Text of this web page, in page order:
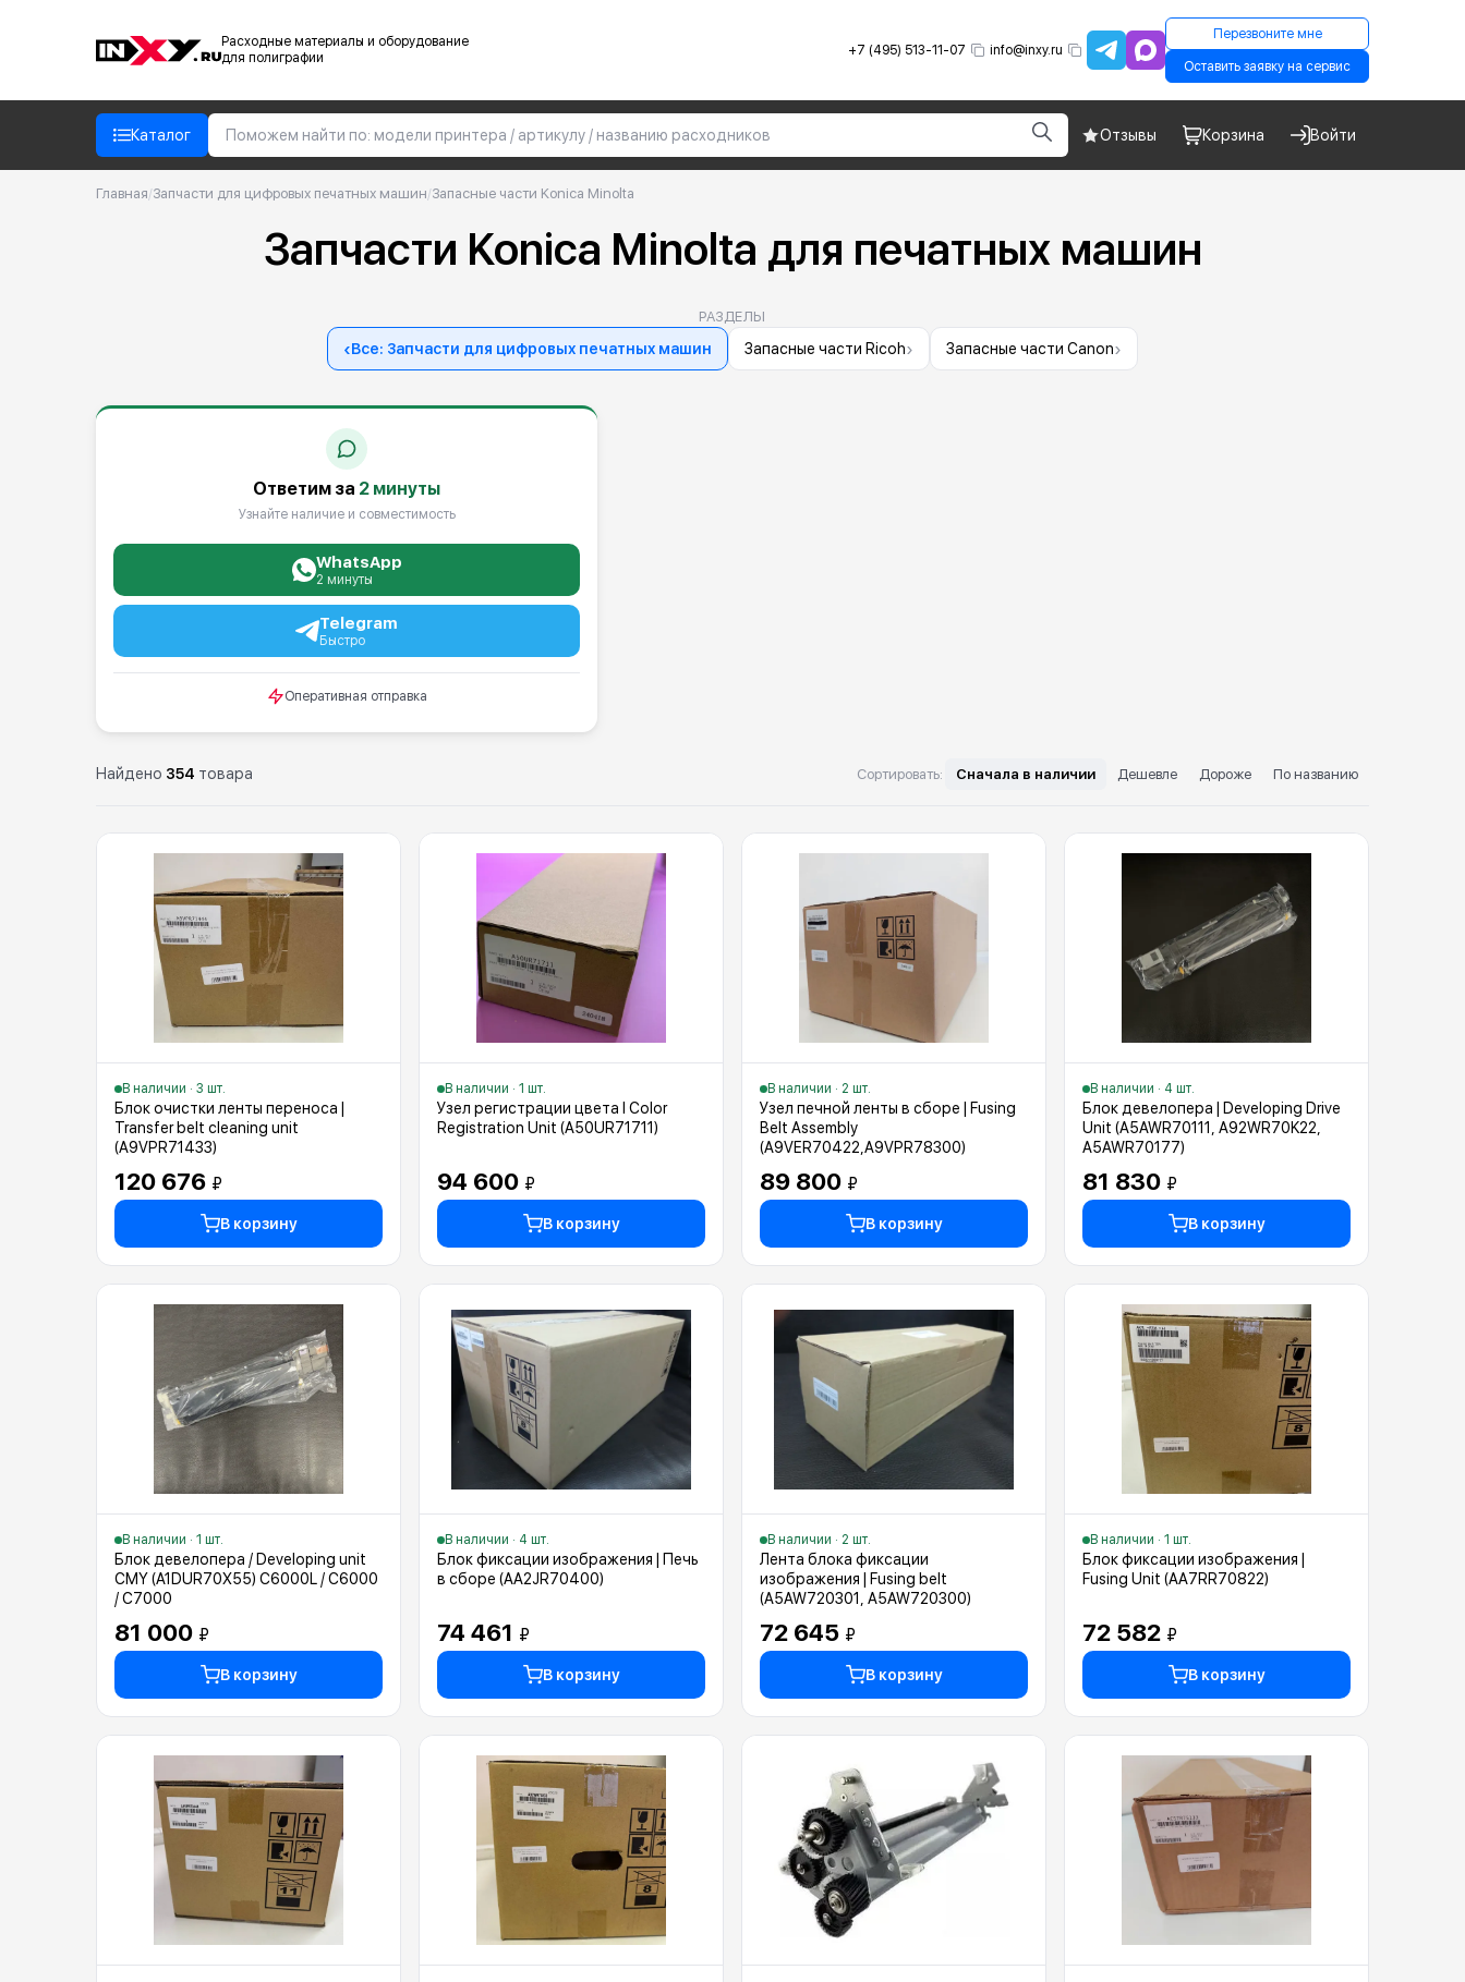
Расходные материалы и оборудование
для полиграфии
+7 (495) 513-11-07 info@inxy.ru
Перезвоните мне
Оставить заявку на сервис
Каталог Отзывы Корзина Войти
Главная/Запчасти для цифровых печатных машин/Запасные части Konica Minolta
Запчасти Konica Minolta для печатных машин
РАЗДЕЛЫ
‹Все: Запчасти для цифровых печатных машин Запасные части Ricoh› Запасные части Canon›
Ответим за 2 минуты
Узнайте наличие и совместимость
WhatsApp
2 минуты
Telegram
Быстро
Оперативная отправка
Найдено 354 товара Сортировать: Сначала в наличии Дешевле Дороже По названию
Каталог: Запасные части Konica Minolta
В наличии · 3 шт.
Блок очистки ленты переноса |
Transfer belt cleaning unit
(A9VPR71433)
120 676 ₽
В корзину
В наличии · 1 шт.
Узел регистрации цвета I Color
Registration Unit (A50UR71711)
94 600 ₽
В корзину
В наличии · 2 шт.
Узел печной ленты в сборе | Fusing
Belt Assembly
(A9VER70422,A9VPR78300)
89 800 ₽
В корзину
В наличии · 4 шт.
Блок девелопера | Developing Drive
Unit (A5AWR70111, A92WR70K22,
A5AWR70177)
81 830 ₽
В корзину
В наличии · 1 шт.
Блок девелопера / Developing unit
CMY (A1DUR70X55) C6000L / C6000
/ С7000
81 000 ₽
В корзину
В наличии · 4 шт.
Блок фиксации изображения | Печь
в сборе (AA2JR70400)
74 461 ₽
В корзину
В наличии · 2 шт.
Лента блока фиксации
изображения | Fusing belt
(A5AW720301, A5AW720300)
72 645 ₽
В корзину
В наличии · 1 шт.
Блок фиксации изображения |
Fusing Unit (AA7RR70822)
72 582 ₽
В корзину